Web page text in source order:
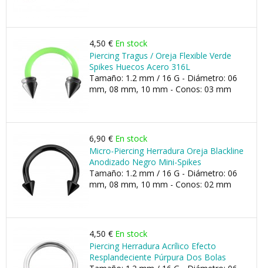
4,50 € En stock
Piercing Tragus / Oreja Flexible Verde
Spikes Huecos Acero 316L
Tamaño: 1.2 mm / 16 G - Diámetro: 06
mm, 08 mm, 10 mm - Conos: 03 mm
6,90 € En stock
Micro-Piercing Herradura Oreja Blackline
Anodizado Negro Mini-Spikes
Tamaño: 1.2 mm / 16 G - Diámetro: 06
mm, 08 mm, 10 mm - Conos: 02 mm
4,50 € En stock
Piercing Herradura Acrílico Efecto
Resplandeciente Púrpura Dos Bolas